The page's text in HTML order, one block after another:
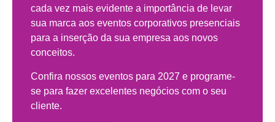
cada vez mais evidente a importância de levar
sua marca aos eventos corporativos presenciais
para a inserção da sua empresa aos novos
conceitos.
Confira nossos eventos para 2027 e programe-
se para fazer excelentes negócios com o seu
cliente.